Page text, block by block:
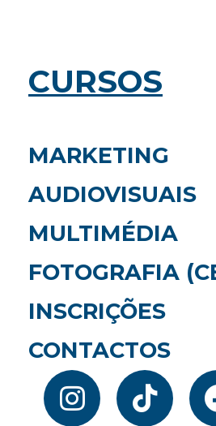
CURSOS
MARKETING
AUDIOVISUAIS
MULTIMÉDIA
FOTOGRAFIA
INSCRIÇÕES
CONTACTOS